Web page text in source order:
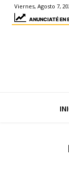
Viernes, Agosto 7,
ANUNCIATÉ EN